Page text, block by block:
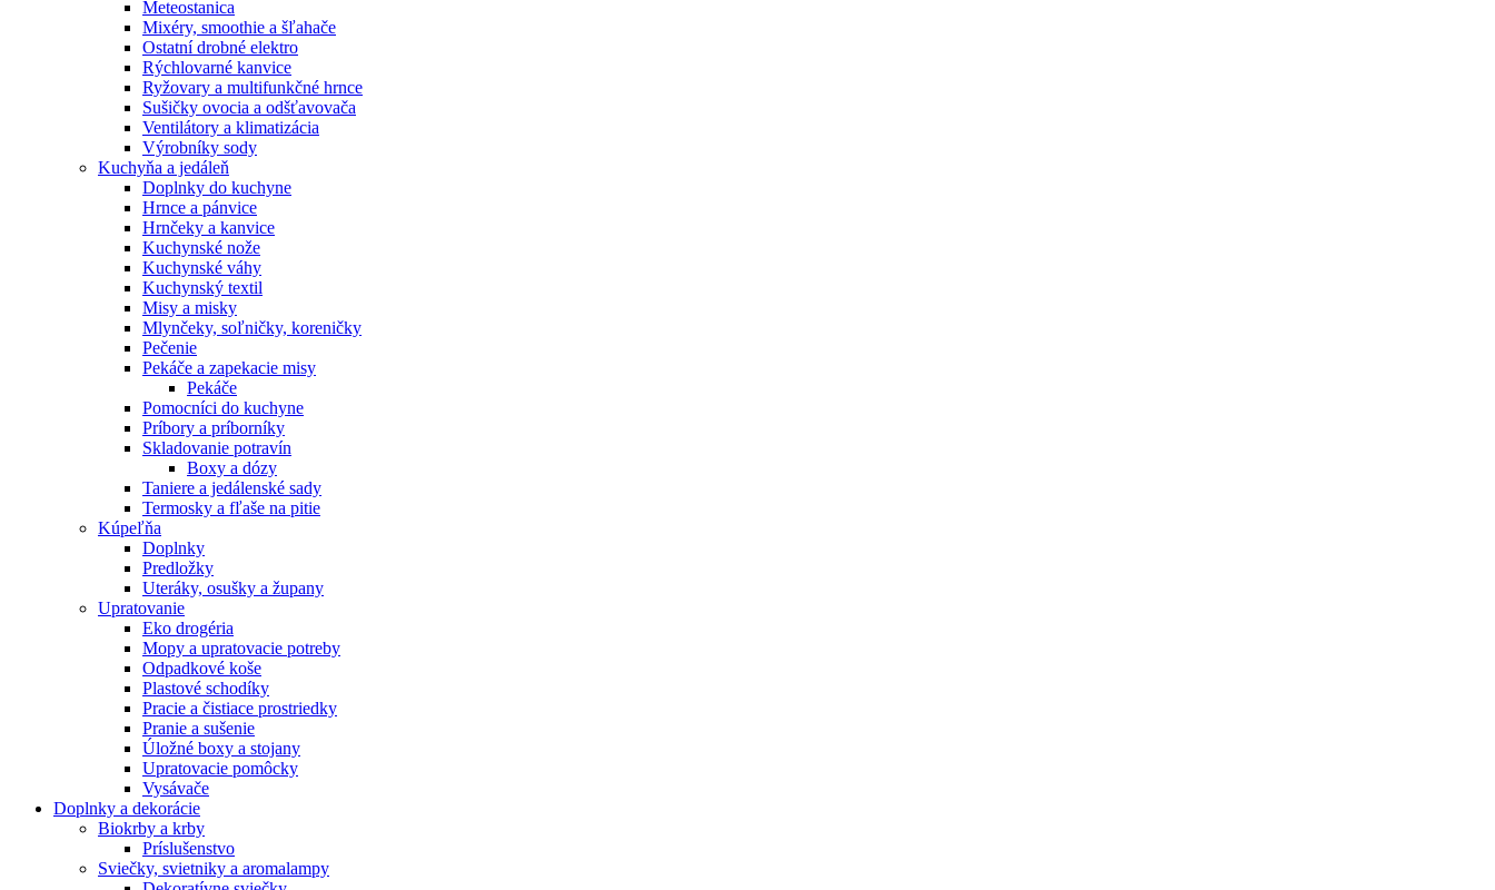
Meteostanica
Mixéry, smoothie a šľahače
Ostatní drobné elektro
Rýchlovarné kanvice
Ryžovary a multifunkčné hrnce
Sušičky ovocia a odšťavovača
Ventilátory a klimatizácia
Výrobníky sody
Kuchyňa a jedáleň
Doplnky do kuchyne
Hrnce a pánvice
Hrnčeky a kanvice
Kuchynské nože
Kuchynské váhy
Kuchynský textil
Misy a misky
Mlynčeky, soľničky, koreničky
Pečenie
Pekáče a zapekacie misy
Pekáče
Pomocníci do kuchyne
Príbory a príborníky
Skladovanie potravín
Boxy a dózy
Taniere a jedálenské sady
Termosky a fľaše na pitie
Kúpeľňa
Doplnky
Predložky
Uteráky, osušky a župany
Upratovanie
Eko drogéria
Mopy a upratovacie potreby
Odpadkové koše
Plastové schodíky
Pracie a čistiace prostriedky
Pranie a sušenie
Úložné boxy a stojany
Upratovacie pomôcky
Vysávače
Doplnky a dekorácie
Biokrby a krby
Príslušenstvo
Sviečky, svietniky a aromalampy